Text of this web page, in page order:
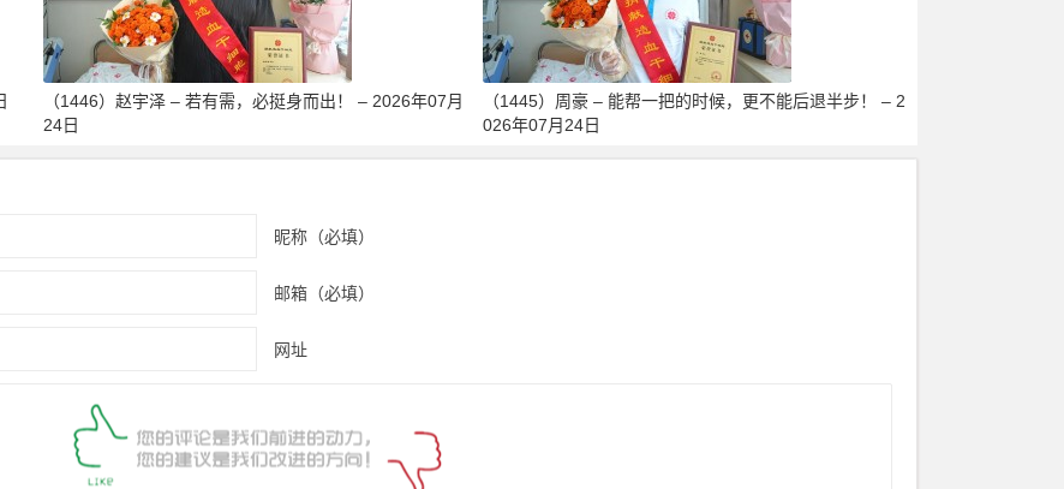
（1446）赵宇泽 – 若有需，必挺身而出！ – 2026年07月
24日
（1445）周豪 – 能帮一把的时候，更不能后退半步！ – 2
026年07月24日
昵称（必填）
邮箱（必填）
网址